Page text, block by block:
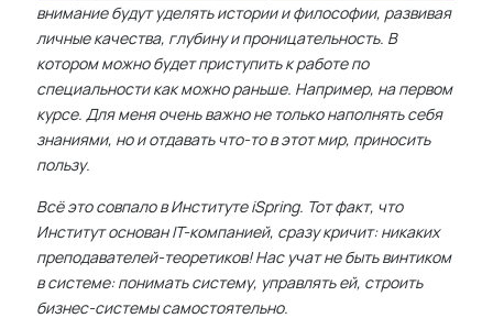
внимание будут уделять истории и философии, развивая
личные качества, глубину и проницательность. В
котором можно будет приступить к работе по
специальности как можно раньше. Например, на первом
курсе. Для меня очень важно не только наполнять себя
знаниями, но и отдавать что-то в этот мир, приносить
пользу.
Всё это совпало в Институте iSpring. Тот факт, что
Институт основан IT-компанией, сразу кричит:никаких
преподавателей-теоретиков! Нас учат не быть винтиком
в системе: понимать систему, управлять ей, строить
бизнес-системы самостоятельно.